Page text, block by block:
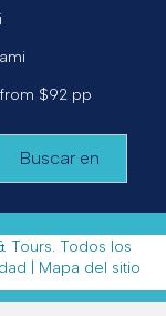
$92 pp
Buscar en
Tours. Todos los
Mapa del sitio